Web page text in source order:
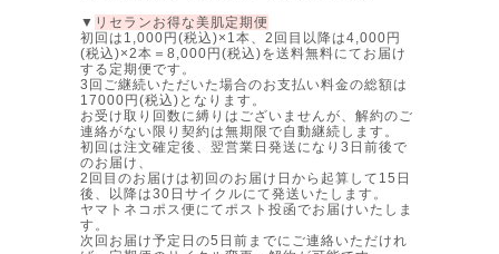
▼ リセランお得な美肌定期便
初回は1,000円(税込)×1本、2回目以降は4,000円
(税込)×2本＝8,000円(税込)を送料無料にてお届け
する定期便です。
3回ご継続いただいた場合のお支払い料金の総額は
17000円(税込)となります。
お受け取り回数に縛りはございませんが、解約のご
連絡がない限り契約は無期限で自動継続します。
初回は注文確定後、翌営業日発送になり3日前後で
のお届け、
2回目のお届けは初回のお届け日から起算して15日
後、以降は30日サイクルにて発送いたします。
ヤマトネコポス便にてポスト投函でお届けいたしま
す。
次回お届け予定日の5日前までにご連絡いただけれ